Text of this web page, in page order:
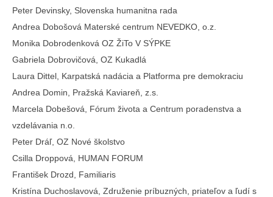
Peter Devinsky, Slovenska humanitna rada
Andrea Dobošová Materské centrum NEVEDKO, o.z.
Monika Dobrodenková OZ ŽiTo V SÝPKE
Gabriela Dobrovičová, OZ Kukadlá
Laura Dittel, Karpatská nadácia a Platforma pre demokraciu
Andrea Domin, Pražská Kaviareň, z.s.
Marcela Dobešová, Fórum života a Centrum poradenstva a
vzdelávania n.o.
Peter Dráľ, OZ Nové školstvo
Csilla Droppová, HUMAN FORUM
František Drozd, Familiaris
Kristína Duchoslavová, Združenie príbuzných, priateľov a ľudí s